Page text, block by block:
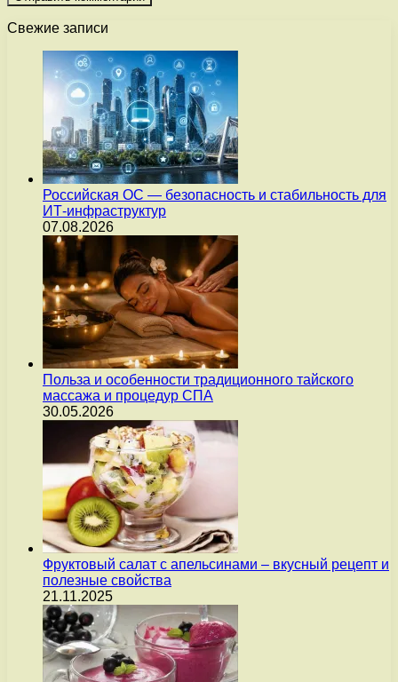
Свежие записи
Российская ОС — безопасность и стабильность для
ИТ-инфраструктур
07.08.2026
Польза и особенности традиционного тайского
массажа и процедур СПА
30.05.2026
Фруктовый салат с апельсинами – вкусный рецепт и
полезные свойства
21.11.2025